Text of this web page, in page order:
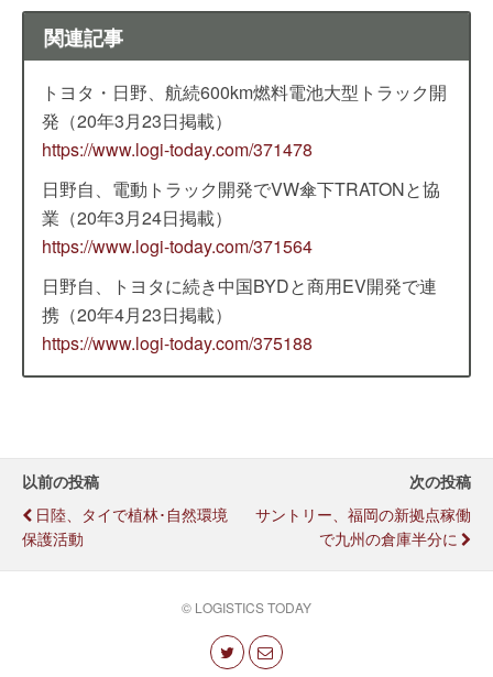
関連記事
トヨタ・日野、航続600km燃料電池大型トラック開
発（20年3月23日掲載）
https://www.logi-today.com/371478
日野自、電動トラック開発でVW傘下TRATONと協
業（20年3月24日掲載）
https://www.logi-today.com/371564
日野自、トヨタに続き中国BYDと商用EV開発で連
携（20年4月23日掲載）
https://www.logi-today.com/375188
以前の投稿
日陸、タイで植林･自然環境
保護活動
次の投稿
サントリー、福岡の新拠点稼働
で九州の倉庫半分に
© LOGISTICS TODAY